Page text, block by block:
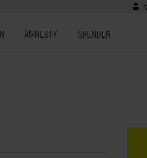
AMNESTY SPENDEN